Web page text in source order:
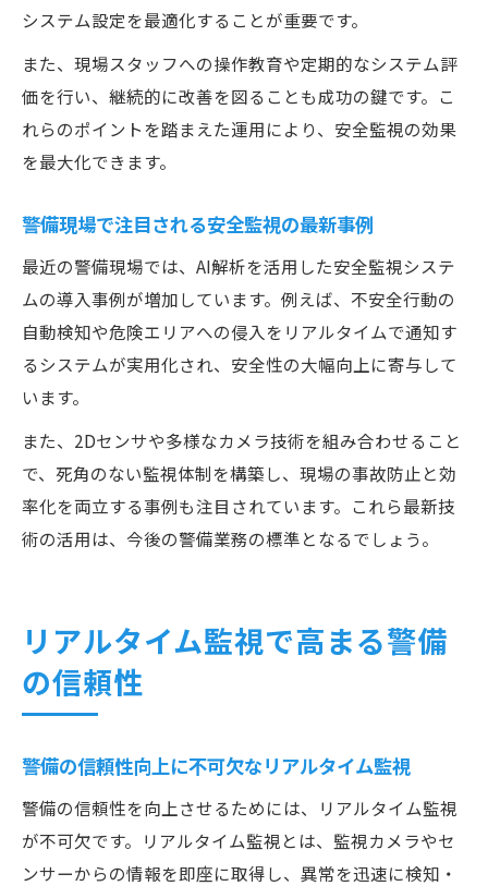
システム設定を最適化することが重要です。
また、現場スタッフへの操作教育や定期的なシステム評
価を行い、継続的に改善を図ることも成功の鍵です。こ
れらのポイントを踏まえた運用により、安全監視の効果
を最大化できます。
警備現場で注目される安全監視の最新事例
最近の警備現場では、AI解析を活用した安全監視システ
ムの導入事例が増加しています。例えば、不安全行動の
自動検知や危険エリアへの侵入をリアルタイムで通知す
るシステムが実用化され、安全性の大幅向上に寄与して
います。
また、2Dセンサや多様なカメラ技術を組み合わせること
で、死角のない監視体制を構築し、現場の事故防止と効
率化を両立する事例も注目されています。これら最新技
術の活用は、今後の警備業務の標準となるでしょう。
リアルタイム監視で高まる警備
の信頼性
警備の信頼性向上に不可欠なリアルタイム監視
警備の信頼性を向上させるためには、リアルタイム監視
が不可欠です。リアルタイム監視とは、監視カメラやセ
ンサーからの情報を即座に取得し、異常を迅速に検知・